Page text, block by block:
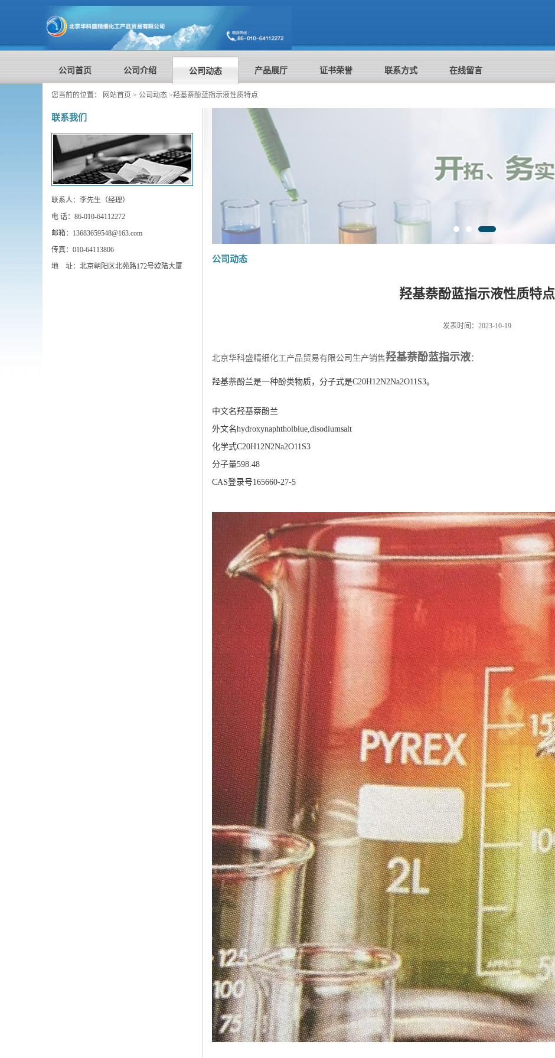
公司首页 公司介绍 公司动态 产品展厅 证书荣誉 联系方式 在线留言
您当前的位置： 网站首页 > 公司动态 >羟基萘酚蓝指示液性质特点
联系我们
联系人：李先生（经理）
电 话：86-010-64112272
邮箱：13683659548@163.com
传真：010-64113806
地 址：北京朝阳区北苑路172号欧陆大厦
公司动态
羟基萘酚蓝指示液性质特点
发表时间：2023-10-19
北京华科盛精细化工产品贸易有限公司生产销售羟基萘酚蓝指示液：
羟基萘酚兰是一种酚类物质，分子式是C20H12N2Na2O11S3。
中文名羟基萘酚兰
外文名hydroxynaphtholblue,disodiumsalt
化学式C20H12N2Na2O11S3
分子量598.48
CAS登录号165660-27-5